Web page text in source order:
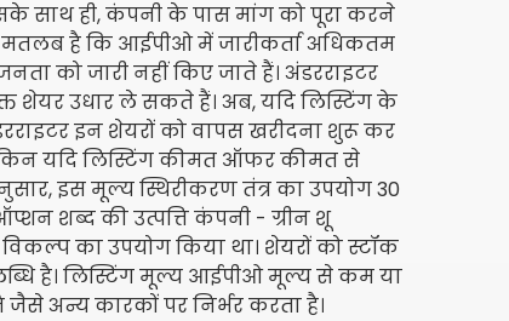
साथ ही, कंपनी के पास मांग को पूरा करने
मतलब है कि आईपीओ में जारीकर्ता अधिकतम
को जारी नहीं किए जाते हैं। अंडरराइटर
शेयर उधार ले सकते हैं। अब, यदि लिस्टिंग के
इन शेयरों को वापस खरीदना शुरू कर
यदि लिस्टिंग कीमत ऑफर कीमत से
इस मूल्य स्थिरीकरण तंत्र का उपयोग 30
शब्द की उत्पत्ति कंपनी - ग्रीन शू
का उपयोग किया था। शेयरों को स्टॉक
है। लिस्टिंग मूल्य आईपीओ मूल्य से कम या
अन्य कारकों पर निर्भर करता है।